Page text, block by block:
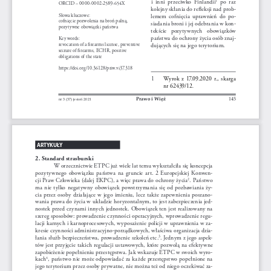
nr 3 (37) jesień 2021 Prawo i Więź 145
ORCID – 0000-0002-2589-654X
Słowa kluczowe:
cofnięcie pozwolenia na broń palną,
pozytywne obowiązki państwa
Key words:
revocation of a firearms license, preventive
seizure of firearms, ECHR, positive
obligations of the state
https://doi.org/10.36128/priw.vi37.318
kolejny skłania do refleksji nad prob-
lemem  cofnięcia  uprawnień  do  po-
siadania broni i jej odebrania w kon-
tekście   pozytywnych   obowiązków
państwa do ochrony życia osób znaj-
dujących się na jego terytorium.
1
Wyrok  z  17.09.2020  r.,  skarga
nr 62439/12
ARTYKUŁY
2. Standard strasburski
W orzecznictwie ETPC już wiele lat temu wykształciła się koncepcja
pozytywnego  obowiązku  państwa  na  gruncie  art.  2  Europejskiej  Konwen-
cji Praw Człowieka (dalej EKPC), a więc prawa do ochrony życia2
. Państwo
ma  nie  tylko  negatywny  obowiązek  powstrzymania  się  od  pozbawiania  ży-
cia  przez  osoby  działające  w  jego  imieniu,  lecz  także  zapewnienia  poszano-
wania prawa do życia w układzie horyzontalnym, to jest zabezpieczenia jed-
nostek przed czynami innych jednostek. Obowiązek ten jest realizowany na
szereg sposobów: prowadzenie czynności operacyjnych, wprowadzenie regu-
lacji karnych i karnoprocesowych, wyposażenie policji w uprawnienia w za-
kresie czynności administracyjno-porządkowych, właściwa organizacja dzia-
łania służb bezpieczeństwa, prowadzenie szkoleń etc. 3. Jednym z jego aspek-
tów jest przyjęcie takich regulacji ustawowych, które pozwolą na efektywne
zapobieżenie popełnieniu przestępstwa. Jak wskazuje ETPC w swoich wyro-
kach4 , państwo nie może odpowiadać za każde przestępstwo popełnione na
jego terytorium przez osoby prywatne, nie można też od niego oczekiwać za-